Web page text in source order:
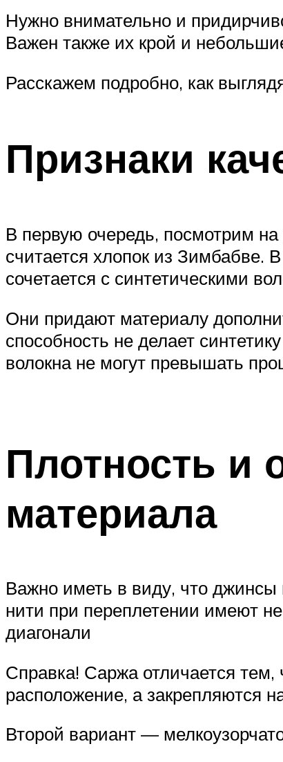
Нужно внимательно и
Важен также их крой и
Расскажем подробно, как
Признаки
В первую очередь, посмотрим
считается хлопок из Зимбабве.
сочетается с синтетическими
Они придают материалу
способность не делает
волокна не могут превышать
Плотность и
материала
Важно иметь в виду, что джинсы
нити при переплетении имеют
диагонали
Справка! Саржа отличается тем,
расположение, а закрепляются
Второй вариант —